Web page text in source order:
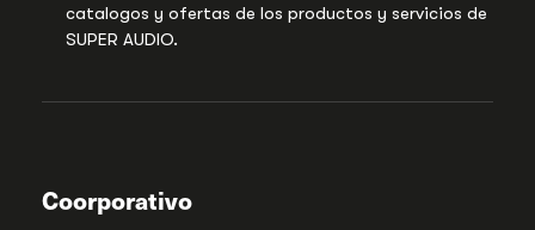
catalogos y ofertas de los productos y servicios de
SUPER AUDIO.
Coorporativo